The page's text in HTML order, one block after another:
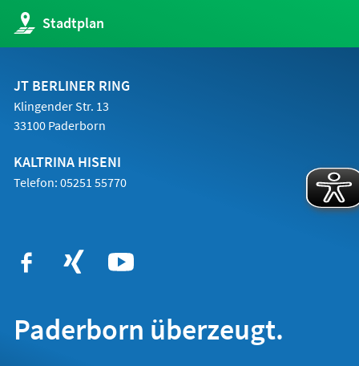
Stadtplan
(Öffnet
in
einem
Tab)
JT BERLINER RING
Klingender Str. 13
33100 Paderborn
KALTRINA HISENI
Telefon: 05251 55770
Paderborn überzeugt.